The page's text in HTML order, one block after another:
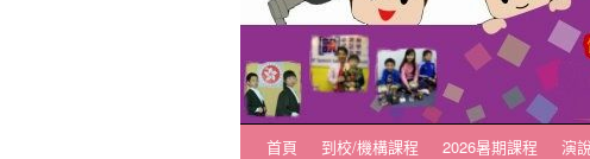
首頁 到校/機構課程 2026暑期課程 演